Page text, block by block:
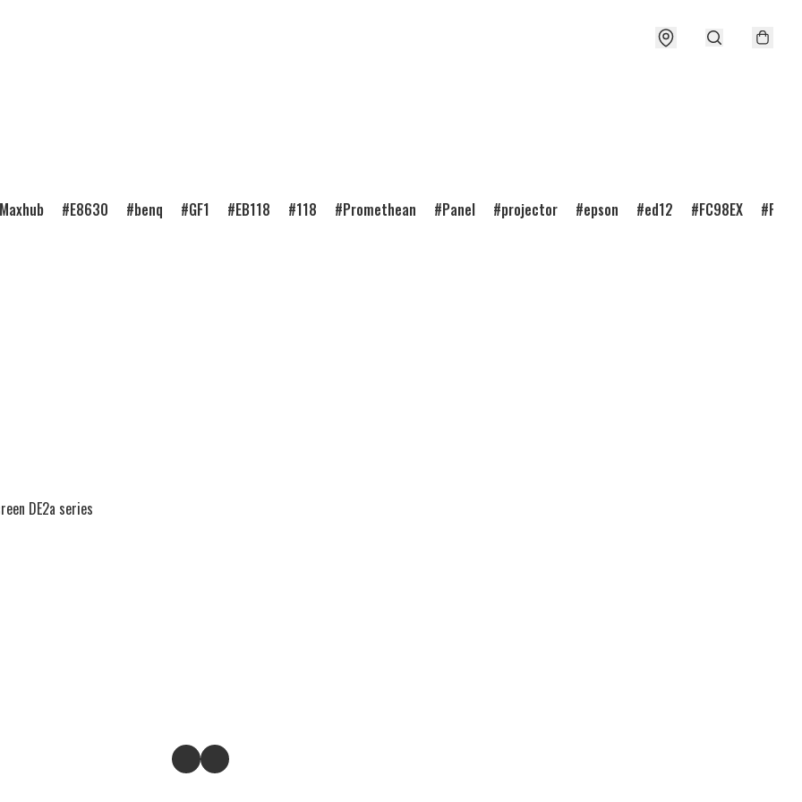
Maxhub E8630 benq GF1 EB118 118 Promethean Panel projector epson ed12 FC98EX FC98
DE2a series